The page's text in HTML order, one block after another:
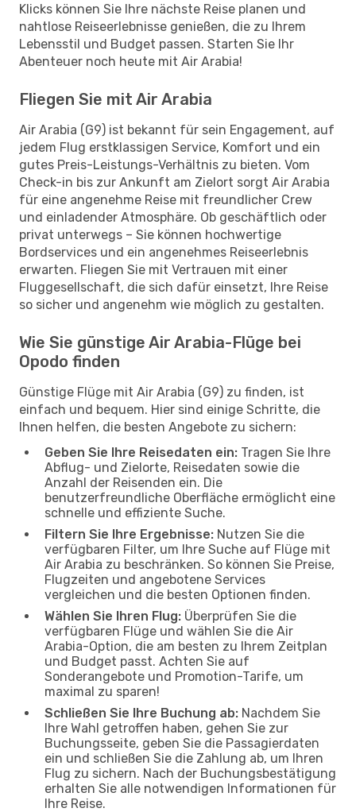
Klicks können Sie Ihre nächste Reise planen und
nahtlose Reiseerlebnisse genießen, die zu Ihrem
Lebensstil und Budget passen. Starten Sie Ihr
Abenteuer noch heute mit Air Arabia!
Fliegen Sie mit Air Arabia
Air Arabia (G9) ist bekannt für sein Engagement, auf
jedem Flug erstklassigen Service, Komfort und ein
gutes Preis-Leistungs-Verhältnis zu bieten. Vom
Check-in bis zur Ankunft am Zielort sorgt Air Arabia
für eine angenehme Reise mit freundlicher Crew
und einladender Atmosphäre. Ob geschäftlich oder
privat unterwegs – Sie können hochwertige
Bordservices und ein angenehmes Reiseerlebnis
erwarten. Fliegen Sie mit Vertrauen mit einer
Fluggesellschaft, die sich dafür einsetzt, Ihre Reise
so sicher und angenehm wie möglich zu gestalten.
Wie Sie günstige Air Arabia-Flüge bei
Opodo finden
Günstige Flüge mit Air Arabia (G9) zu finden, ist
einfach und bequem. Hier sind einige Schritte, die
Ihnen helfen, die besten Angebote zu sichern:
Geben Sie Ihre Reisedaten ein: Tragen Sie Ihre
Abflug- und Zielorte, Reisedaten sowie die
Anzahl der Reisenden ein. Die
benutzerfreundliche Oberfläche ermöglicht eine
schnelle und effiziente Suche.
Filtern Sie Ihre Ergebnisse: Nutzen Sie die
verfügbaren Filter, um Ihre Suche auf Flüge mit
Air Arabia zu beschränken. So können Sie Preise,
Flugzeiten und angebotene Services
vergleichen und die besten Optionen finden.
Wählen Sie Ihren Flug: Überprüfen Sie die
verfügbaren Flüge und wählen Sie die Air
Arabia-Option, die am besten zu Ihrem Zeitplan
und Budget passt. Achten Sie auf
Sonderangebote und Promotion-Tarife, um
maximal zu sparen!
Schließen Sie Ihre Buchung ab: Nachdem Sie
Ihre Wahl getroffen haben, gehen Sie zur
Buchungsseite, geben Sie die Passagierdaten
ein und schließen Sie die Zahlung ab, um Ihren
Flug zu sichern. Nach der Buchungsbestätigung
erhalten Sie alle notwendigen Informationen für
Ihre Reise.